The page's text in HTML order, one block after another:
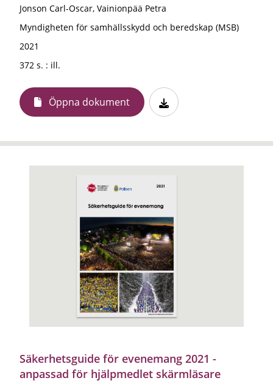
Jonson Carl-Oscar, Vainionpää Petra
Myndigheten för samhällsskydd och beredskap (MSB)
2021
372 s. : ill.
Öppna dokument
Säkerhetsguide för evenemang 2021 -
anpassad för hjälpmedlet skärmläsare